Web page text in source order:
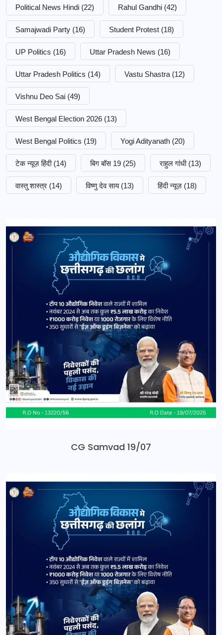
Political News Hindi (22) Rahul Gandhi (42)
Samajwadi Party (16) Student Protest (18)
UP Politics (16) Uttar Pradesh News (16)
Uttar Pradesh Politics (14) Vastu Shastra (12)
Vishnu Deo Sai (49)
West Bengal Election 2026 (13)
West Bengal Politics (19) Yogi Adityanath (20)
टेक न्यूज़ हिंदी (14) बिग बॉस 19 (25) राहुल गांधी (13)
वास्तु शास्त्र (14) विष्णु देव साय (13) हिंदी न्यूज़ (18)
CG Samvad 19/07